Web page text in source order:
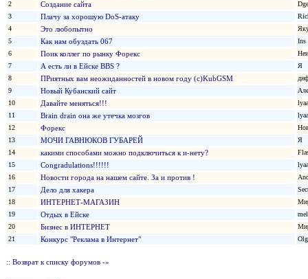
2
Создание сайта
3
Плачу за хорошую DoS-атаку
4
Это любопытно
5
Как нам обуздать 067
Ins
6
Поик коллег по рынку Форекс
7
А есть ли в Ейске BBS ?
Я
8
ПРиятных вам неожиданностей в новом году (с)KubGSM
9
Новый Кубанский сайт
10
Давайте меняться!!!
11
Brain drain она же утечка мозгов
12
Форекс
13
МОЧИ ГАВНЮКОВ ГУБАРЕЙ
Я
14
какими способами можно подключиться к и-нету?
15
Congradulations!!!!!!
16
Новости города на нашем сайте. За и против !
17
Дело для хакера
18
ИНТЕРНЕТ-МАГАЗИН
19
Отдых в Ейске
mel
20
Бизнес в ИНТЕРНЕТ
21
Конкурс "Реклама в Интернет"
:: Возврат к списку форумов -»